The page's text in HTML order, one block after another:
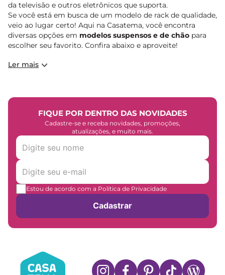
da televisão e outros eletrônicos que suporta.
Se você está em busca de um modelo de rack de qualidade,
veio ao lugar certo! Aqui na Casatema, você encontra
diversas opções em modelos suspensos e de chão para
escolher seu favorito. Confira abaixo e aproveite!
Ler mais
FIQUE POR DENTRO DAS NOVIDADES
Cadastre-se e receba novidades, promoções,
atualizações, e muito mais.
Estou de acordo com a Política de Privacidade
Cadastrar